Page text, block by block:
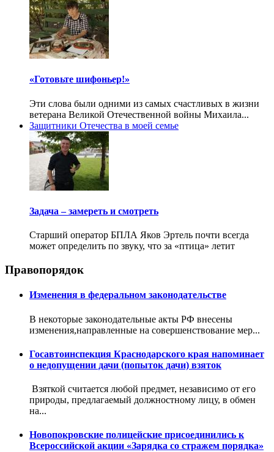
«Готовьте шифоньер!»
Эти слова были одними из самых счастливых в жизни
ветерана Великой Отечественной войны Михаила...
Защитники Отечества в моей семье
Задача – замереть и смотреть
Старший оператор БПЛА Яков Эртель почти всегда
может определить по звуку, что за «птица» летит
Правопорядок
Изменения в федеральном законодательстве
В некоторые законодательные акты РФ внесены
изменения,направленные на совершенствование мер...
Госавтоинспекция Краснодарского края напоминает
о недопущении дачи (попыток дачи) взяток
Взяткой считается любой предмет, независимо от его
природы, предлагаемый должностному лицу, в обмен
на...
Новопокровские полицейские присоединились к
Всероссийской акции «Зарядка со стражем порядка»